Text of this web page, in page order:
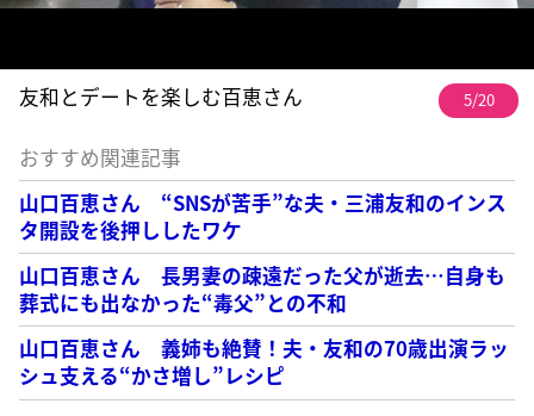
友和とデートを楽しむ百恵さん 5/20
おすすめ関連記事
山口百恵さん “SNSが苦手”な夫・三浦友和のインス
タ開設を後押ししたワケ
山口百恵さん 長男妻の疎遠だった父が逝去…自身も
葬式にも出なかった“毒父”との不和
山口百恵さん 義姉も絶賛！夫・友和の70歳出演ラッ
シュ支える“かさ増し”レシピ